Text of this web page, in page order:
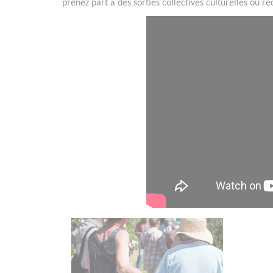
prenez part à des sorties collectives culturelles ou